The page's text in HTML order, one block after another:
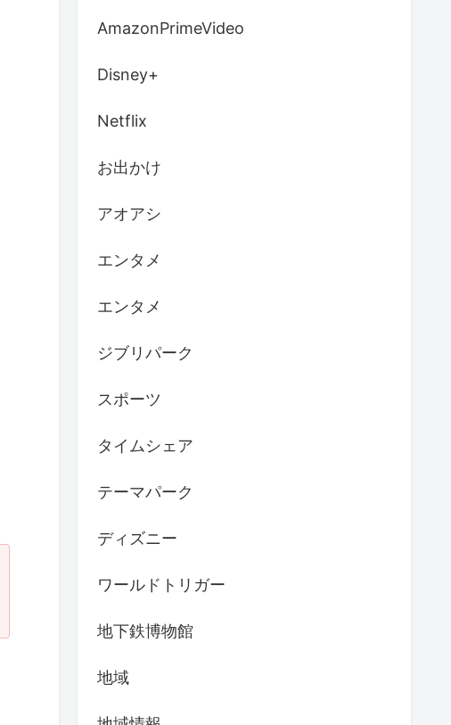
AmazonPrimeVideo
Disney+
Netflix
お出かけ
アオアシ
エンタメ
エンタメ
ジブリパーク
スポーツ
タイムシェア
テーマパーク
ディズニー
ワールドトリガー
地下鉄博物館
地域